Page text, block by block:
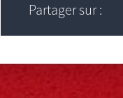
Partager sur :